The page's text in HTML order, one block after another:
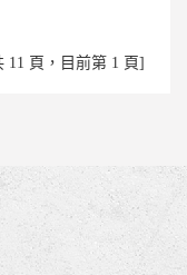
11 頁 ， 目前第1 頁]